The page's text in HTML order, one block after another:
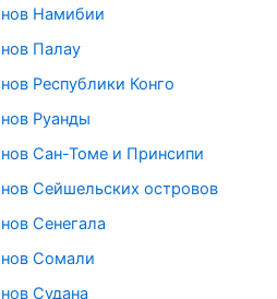
Намибии
Палау
Республики Конго
Руанды
Сан-Томе и Принсипи
Сейшельских островов
Сенегала
Сомали
Судана